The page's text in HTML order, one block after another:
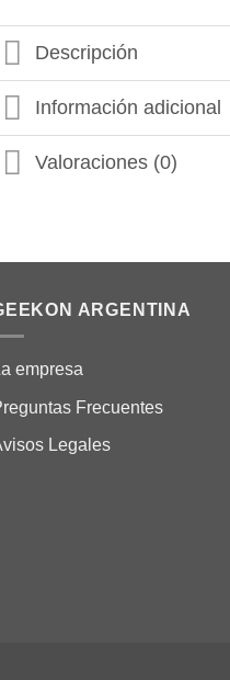
Descripción
Información adicional
Valoraciones (0)
ARGENTINA
empresa
Frecuentes
Legales